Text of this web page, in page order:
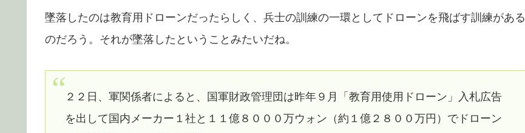
墜落したのは教育用ドローンだったらしく、兵士の訓練の一環としてドローンを飛ばす訓練がある
のだろう。それが墜落したということみたいだね。
２２日、軍関係者によると、国軍財政管理団は昨年９月「教育用使用ドローン」入札広告
を出して国内メーカー１社と１１億８０００万ウォン（約１億２８００万円）でドローン